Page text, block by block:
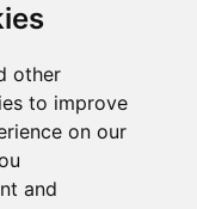
other
to improve
on our
and